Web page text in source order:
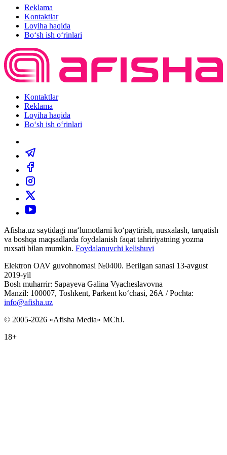
Reklama
Kontaktlar
Loyiha haqida
Bo‘sh ish o‘rinlari
Kontaktlar
Reklama
Loyiha haqida
Bo‘sh ish o‘rinlari
Afisha.uz saytidagi ma‘lumotlarni ko‘paytirish, nusxalash, tarqatish
va boshqa maqsadlarda foydalanish faqat tahririyatning yozma
ruxsati bilan mumkin. Foydalanuvchi kelishuvi
Elektron OAV guvohnomasi №0400. Berilgan sanasi 13-avgust
2019-yil
Bosh muharrir: Sapayeva Galina Vyacheslavovna
Manzil: 100007, Toshkent, Parkent ko‘chasi, 26А / Pochta:
info@afisha.uz
© 2005-2026 «Afisha Media» MChJ.
18+